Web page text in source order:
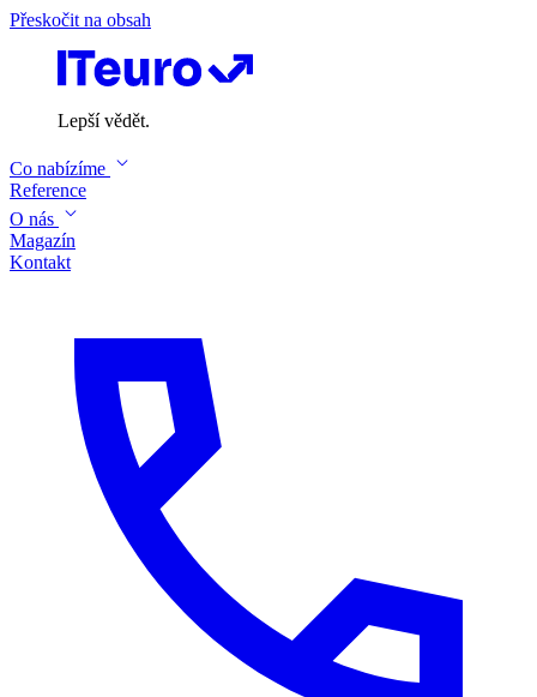
Přeskočit na obsah
Lepší vědět.
Co nabízíme
Reference
O nás
Magazín
Kontakt